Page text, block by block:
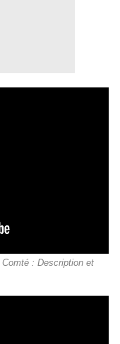
: Description et